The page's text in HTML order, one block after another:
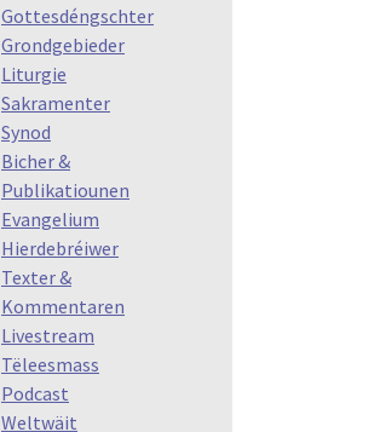
Gottesdéngschter
Grondgebieder
Liturgie
Sakramenter
Synod
Bicher &
Publikatiounen
Evangelium
Hierdebréiwer
Texter &
Kommentaren
Livestream
Tëleesmass
Podcast
Weltwäit